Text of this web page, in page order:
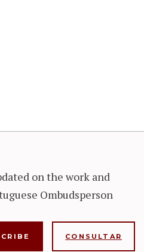
on the work and
Ombudsperson
CONSULTAR